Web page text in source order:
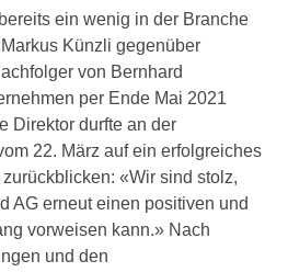
ein wenig in der Branche
Künzli gegenüber
von Bernhard
per Ende Mai 2021
Direktor durfte an der
22. März auf ein erfolgreiches
«Wir sind stolz,
AG erneut einen positiven und
vorweisen kann.» Nach
und den